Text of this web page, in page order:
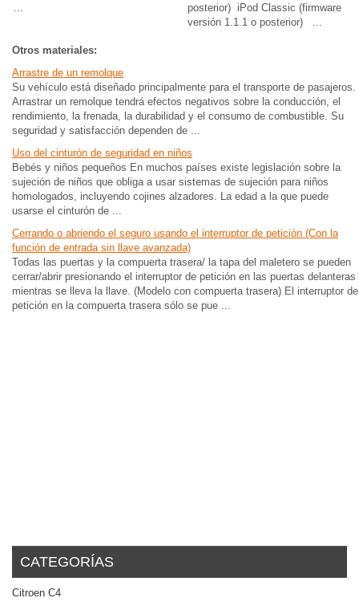
...
posterior) iPod Classic (firmware
versión 1.1.1 o posterior) ...
Otros materiales:
Arrastre de un remolque
Su vehículo está diseñado principalmente para el transporte de pasajeros.
Arrastrar un remolque tendrá efectos negativos sobre la conducción, el
rendimiento, la frenada, la durabilidad y el consumo de combustible. Su
seguridad y satisfacción dependen de ...
Uso del cinturón de seguridad en niños
Bebés y niños pequeños En muchos países existe legislación sobre la
sujeción de niños que obliga a usar sistemas de sujeción para niños
homologados, incluyendo cojines alzadores. La edad a la que puede
usarse el cinturón de ...
Cerrando o abriendo el seguro usando el interruptor de petición (Con la
función de entrada sin llave avanzada)
Todas las puertas y la compuerta trasera/ la tapa del maletero se pueden
cerrar/abrir presionando el interruptor de petición en las puertas delanteras
mientras se lleva la llave. (Modelo con compuerta trasera) El interruptor de
petición en la compuerta trasera sólo se pue ...
CATEGORÍAS
Citroen C4